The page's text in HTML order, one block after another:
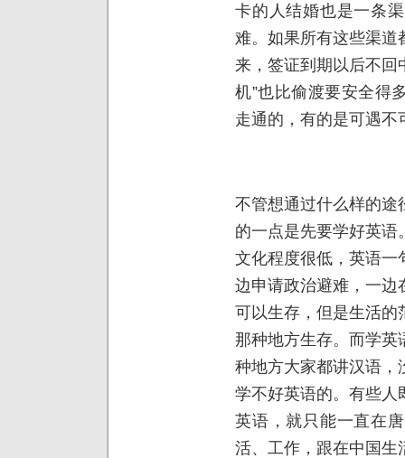
卡的人结婚也是一条
难。如果所有这些渠道
来，签证到期以后不回
机”也比偷渡要安全得
走通的，有的是可遇不
不管想通过什么样的途
的一点是先要学好英
文化程度很低，英语一
边申请政治避难，一边
可以生存，但是生活的
那种地方生存。而学英
种地方大家都讲汉语，
学不好英语的。有些人
英语，就只能一直在
活、工作，跟在中国生